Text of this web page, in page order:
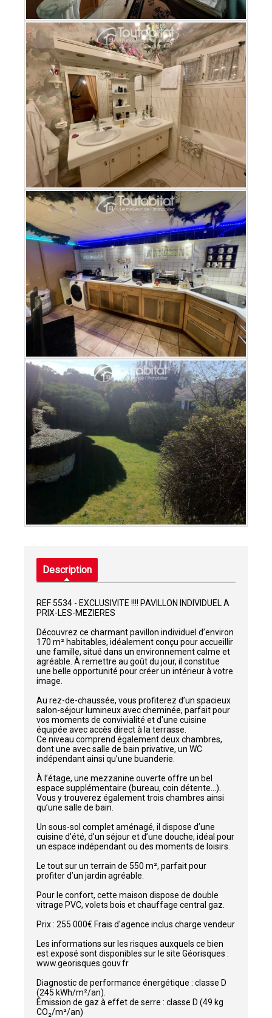
Description
REF 5534 - EXCLUSIVITE !!!! PAVILLON INDIVIDUEL A
PRIX-LES-MEZIERES
Découvrez ce charmant pavillon individuel d’environ
170 m² habitables, idéalement conçu pour accueillir
une famille, situé dans un environnement calme et
agréable. À remettre au goût du jour, il constitue
une belle opportunité pour créer un intérieur à votre
image.
Au rez-de-chaussée, vous profiterez d’un spacieux
salon-séjour lumineux avec cheminée, parfait pour
vos moments de convivialité et d'une cuisine
équipée avec accès direct à la terrasse.
Ce niveau comprend également deux chambres,
dont une avec salle de bain privative, un WC
indépendant ainsi qu’une buanderie.
À l’étage, une mezzanine ouverte offre un bel
espace supplémentaire (bureau, coin détente…).
Vous y trouverez également trois chambres ainsi
qu’une salle de bain.
Un sous-sol complet aménagé, il dispose d’une
cuisine d’été, d’un séjour et d’une douche, idéal pour
un espace indépendant ou des moments de loisirs.
Le tout sur un terrain de 550 m², parfait pour
profiter d’un jardin agréable.
Pour le confort, cette maison dispose de double
vitrage PVC, volets bois et chauffage central gaz.
Prix : 255 000€ Frais d'agence inclus charge vendeur
Les informations sur les risques auxquels ce bien
est exposé sont disponibles sur le site Géorisques :
www.georisques.gouv.fr
Diagnostic de performance énergétique : classe D
(245 kWh/m²/an).
Émission de gaz à effet de serre : classe D (49 kg
CO₂/m²/an)